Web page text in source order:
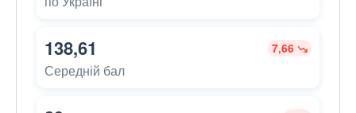
138,61 7,66
Середній бал